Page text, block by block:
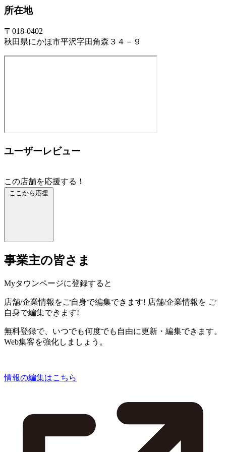
所在地
〒018-0402
秋田県にかほ市平沢字田角森３４－９
ユーザーレビュー
この店舗を応援する！
ここから応援
事業主の皆さま
Myタウンページに登録すると
店舗/企業情報をご自身で編集できます! 店舗/企業情報を ご
自身で編集できます!
無料登録で、いつでも何度でも自由に更新・編集できます。
Web集客を強化しましょう。
情報の編集はこちら